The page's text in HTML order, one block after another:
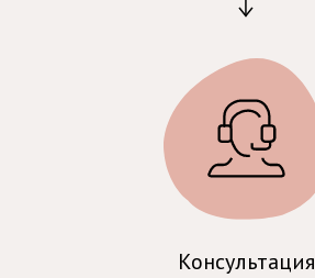
Консультация